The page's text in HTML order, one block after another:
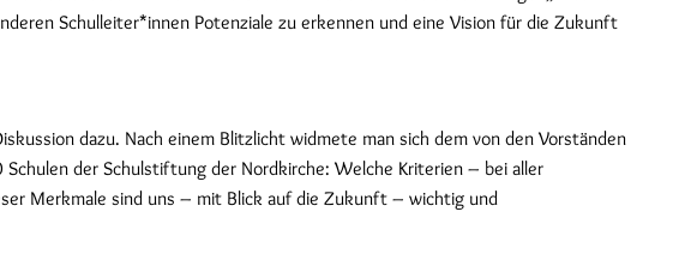
Schulleiter*innen Potenziale zu erkennen und eine Vision für die Zukunft
dazu. Nach einem Blitzlicht widmete man sich dem von den Vorständen
der Schulstiftung der Nordkirche: Welche Kriterien – bei aller
Merkmale sind uns – mit Blick auf die Zukunft – wichtig und